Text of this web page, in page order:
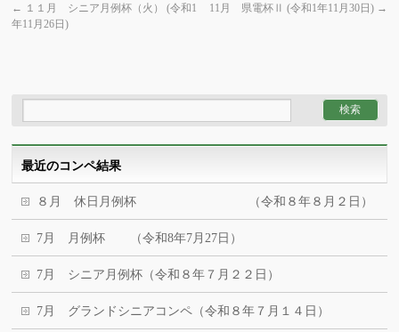
← １１月 シニア月例杯（火） (令和1
年11月26日)
11月 県電杯Ⅱ (令和1年11月30日) →
最近のコンペ結果
８月 休日月例杯 （令和８年８月２日）
7月 月例杯 （令和8年7月27日）
7月 シニア月例杯（令和８年７月２２日）
7月 グランドシニアコンペ（令和８年７月１４日）